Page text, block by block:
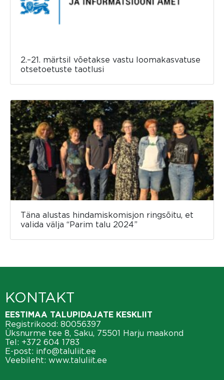
2.–21. märtsil võetakse vastu loomakasvatuse
otsetoetuste taotlusi
Täna alustas hindamiskomisjon ringsõitu, et
valida välja “Parim talu 2024”
KONTAKT
EESTIMAA TALUPIDAJATE KESKLIIT
Registrikood: 80056397
Üksnurme tee 8, Saku, 75501 Harju maakond
Tel: +372 604 1783
E-post: info@taluliit.ee
Veebileht: www.taluliit.ee